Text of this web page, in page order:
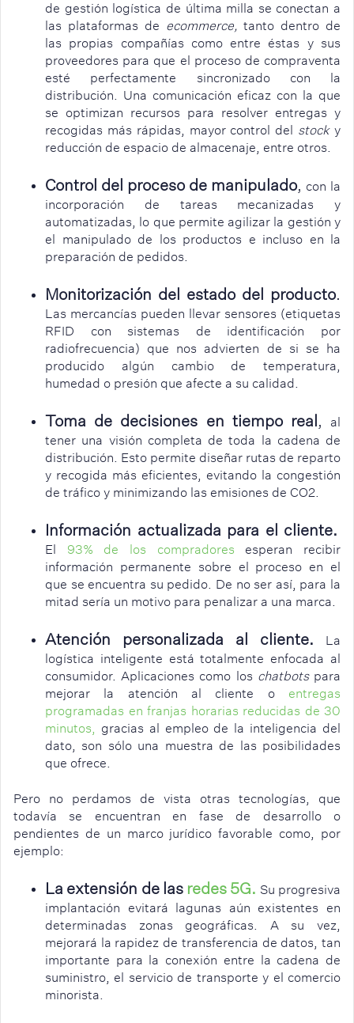
de gestión logística de última milla se conectan a
las plataformas de ecommerce,tanto dentro de
las propias compañías como entre éstas y sus
proveedores para que el proceso de compraventa
esté perfectamente sincronizado con la
distribución. Una comunicación eficaz con la que
se optimizan recursos para resolver entregas y
recogidas más rápidas, mayor control del stocky
reducción de espacio de almacenaje, entre otros.
Control del proceso de manipulado, con la
incorporación de tareas mecanizadas y
automatizadas, lo que permite agilizar la gestión y
el manipulado de los productos e incluso en la
preparación de pedidos.
Monitorización del estado del producto.
Las mercancías pueden llevar sensores (etiquetas
RFID con sistemas de identificación por
radiofrecuencia) que nos advierten de si se ha
producido algún cambio de temperatura,
humedad o presión que afecte a su calidad.
Toma de decisiones en tiempo real, al
tener una visión completa de toda la cadena de
distribución. Esto permite diseñar rutas de reparto
y recogida más eficientes, evitando la congestión
de tráfico y minimizando las emisiones de CO2.
Información actualizada para el cliente.
El 93% de los compradores
esperan recibir
información permanente sobre el proceso en el
que se encuentra su pedido. De no ser así, para la
mitad sería un motivo para penalizar a una marca.
Atención personalizada al cliente.
La
logística inteligente está totalmente enfocada al
consumidor. Aplicaciones como los chatbots para
mejorar la atención al cliente o entregas
programadas en franjas horarias reducidas de 30
minutos, gracias al empleo de la inteligencia del
dato, son sólo una muestra de las posibilidades
que ofrece.
Pero no perdamos de vista otras tecnologías, que
todavía se encuentran en fase de desarrollo o
pendientes de un marco jurídico favorable como, por
ejemplo:
La extensión de las redes 5G. Su progresiva
implantación evitará lagunas aún existentes en
determinadas zonas geográficas. A su vez,
mejorará la rapidez de transferencia de datos, tan
importante para la conexión entre la cadena de
suministro, el servicio de transporte y el comercio
minorista.